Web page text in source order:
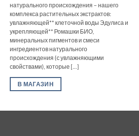
натурального происхождения – нашего
комплекса растительных экстрактов:
увлажняющей** клеточной воды Эдулиса и
укрепляющей** Ромашки БИО,
минеральных пигментов и смеси
ингредиентов натурального
происхождения (с увлажняющими
свойствами), которые [...]
В МАГАЗИН